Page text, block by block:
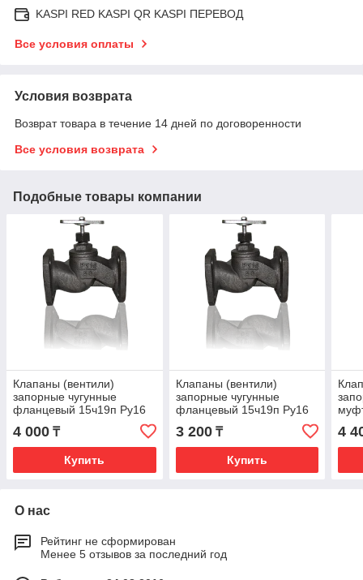
KASPI RED KASPI QR KASPI ПЕРЕВОД
Все условия оплаты
Условия возврата
Возврат товара в течение 14 дней по договоренности
Все условия возврата
Подобные товары компании
Клапаны (вентили)
запорные чугунные
фланцевый 15ч19п Ру16
Ду32 15кг/9п
4 000 ₸
Купить
Клапаны (вентили)
запорные чугунные
фланцевый 15ч19п Ру16
Ду25 15кг/9п
3 200₸
Купить
4
О нас
Рейтинг не сформирован
Менее 5 отзывов за последний год